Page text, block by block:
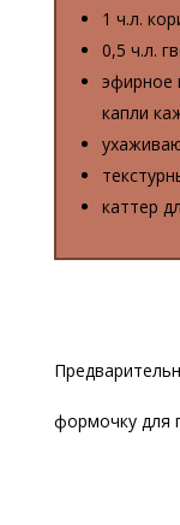
1 ч.л.
0,5 ч.л.
эфирное
капли
каттер
формочку для